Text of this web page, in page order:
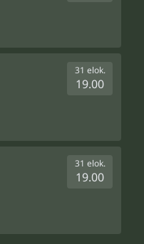
31 elok.
19.00
31 elok.
19.00